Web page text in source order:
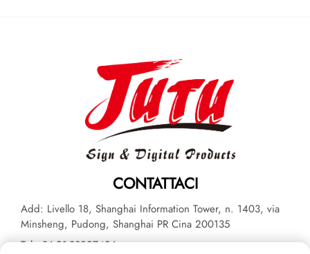
CONTATTACI
Add: Livello 18, Shanghai Information Tower, n. 1403, via
Minsheng, Pudong, Shanghai PR Cina 200135
Tel:+86-21-33927426